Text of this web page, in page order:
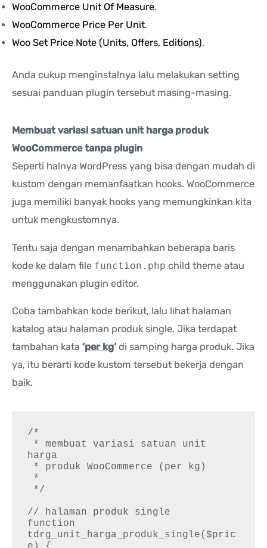
WooCommerce Unit Of Measure.
WooCommerce Price Per Unit.
Woo Set Price Note (Units, Offers, Editions).
Anda cukup menginstalnya lalu melakukan setting
sesuai panduan plugin tersebut masing-masing.
Membuat variasi satuan unit harga produk
WooCommerce tanpa plugin
Seperti halnya WordPress yang bisa dengan mudah di
kustom dengan memanfaatkan hooks. WooCommerce
juga memiliki banyak hooks yang memungkinkan kita
untuk mengkustomnya.
Tentu saja dengan menambahkan beberapa baris
kode ke dalam file function.php child theme atau
menggunakan plugin editor.
Coba tambahkan kode berikut, lalu lihat halaman
katalog atau halaman produk single. Jika terdapat
tambahan kata ‘per kg‘ di samping harga produk. Jika
ya, itu berarti kode kustom tersebut bekerja dengan
baik.
/*
harga
// halaman produk single
function
tdrg_unit_harga_produk_single($pric